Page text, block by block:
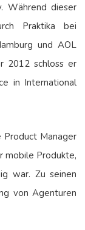
Während dieser
Praktika bei
und AOL
2012 schloss er
in International
Manager
mobile Produkte,
war. Zu seinen
von Agenturen